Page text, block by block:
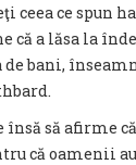
ceea ce spun
că a lăsa la
de bani,
însă să afirme
că oamenii